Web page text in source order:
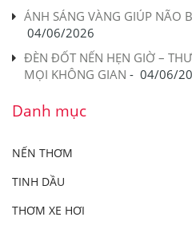
ÁNH SÁNG VÀNG GIÚP NÃO
04/06/2026
ĐÈN ĐỐT NẾN HẸN GIỜ –
MỌI KHÔNG GIAN - 04/06/
Danh mục
NẾN THƠM
TINH DẦU
THƠM XE HƠI